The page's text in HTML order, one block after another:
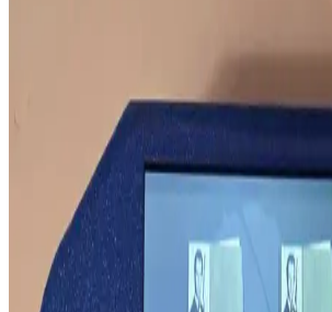
seviyelerde kırpılması sonucu oluşan, kare
yumuşak kenarlı bir sinyal formudur. Ses
Klima Ünitesinden Gelen Metalik
ve Normalliği Hakkında Detaylı
Klima ünitelerinden gelen metalik sesler
teknolojisi ve defrost döngüsünden
yüksek sesler mekanik arızaların işareti
önerilir.